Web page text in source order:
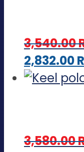
3,540.00
2,832.00
3,580.00